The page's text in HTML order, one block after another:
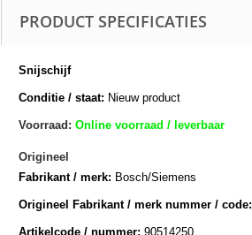
PRODUCT SPECIFICATIES
Snijschijf
Conditie / staat: Nieuw product
Voorraad: Online voorraad / leverbaar
Origineel
Fabrikant / merk: Bosch/Siemens
Origineel Fabrikant / merk nummer / code:
Artikelcode / nummer: 90514250